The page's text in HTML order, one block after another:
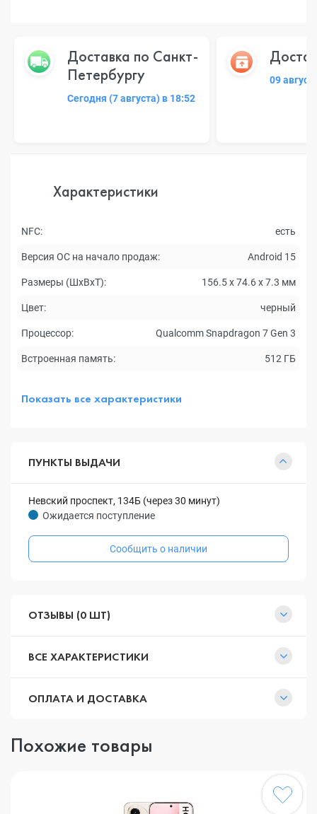
Доставка по Санкт-
Петербургу
Сегодня (7 августа) в 18:52
09
Характеристики
NFC: есть
Версия ОС на начало продаж: Android 15
Размеры (ШxВxТ): 156.5 x 74.6 x 7.3 мм
Цвет: черный
Процессор: Qualcomm Snapdragon 7 Gen 3
Встроенная память: 512 ГБ
Показать все характеристики
ПУНКТЫ ВЫДАЧИ
Невский проспект, 134Б (через 30 минут)
Ожидается поступление
Сообщить о наличии
ОТЗЫВЫ (0 ШТ)
ВСЕ ХАРАКТЕРИСТИКИ
ОПЛАТА И ДОСТАВКА
Похожие товары